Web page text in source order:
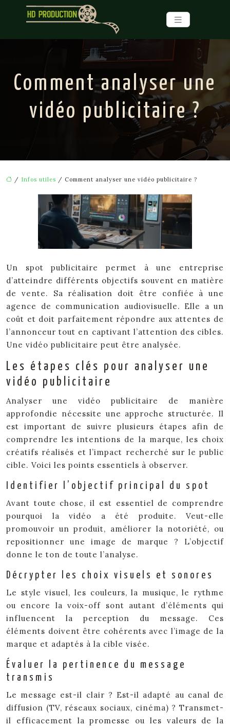
Comment analyser une
vidéo publicitaire ?
/ Infos utiles / Comment analyser une vidéo publicitaire ?
Un spot publicitaire permet à une entreprise
d’atteindre différents objectifs souvent en matière
de vente. Sa réalisation doit être confiée à une
agence de communication audiovisuelle. Elle a un
coût et doit parfaitement répondre aux attentes de
l’annonceur tout en captivant l’attention des cibles.
Une vidéo publicitaire peut être analysée.
Les étapes clés pour analyser une
vidéo publicitaire
Analyser une vidéo publicitaire de manière
approfondie nécessite une approche structurée. Il
est important de suivre plusieurs étapes afin de
comprendre les intentions de la marque, les choix
créatifs réalisés et l’impact recherché sur le public
cible. Voici les points essentiels à observer.
Identifier l’objectif principal du spot
Avant toute chose, il est essentiel de comprendre
pourquoi la vidéo a été produite. Veut-elle
promouvoir un produit, améliorer la notoriété, ou
repositionner une image de marque ? L’objectif
donne le ton de toute l’analyse.
Décrypter les choix visuels et sonores
Le style visuel, les couleurs, la musique, le rythme
ou encore la voix-off sont autant d’éléments qui
influencent la perception du message. Ces
éléments doivent être cohérents avec l’image de la
marque et adaptés à la cible visée.
Évaluer la pertinence du message
transmis
Le message est-il clair ? Est-il adapté au canal de
diffusion (TV, réseaux sociaux, cinéma) ? Transmet-
il efficacement la promesse ou les valeurs de la